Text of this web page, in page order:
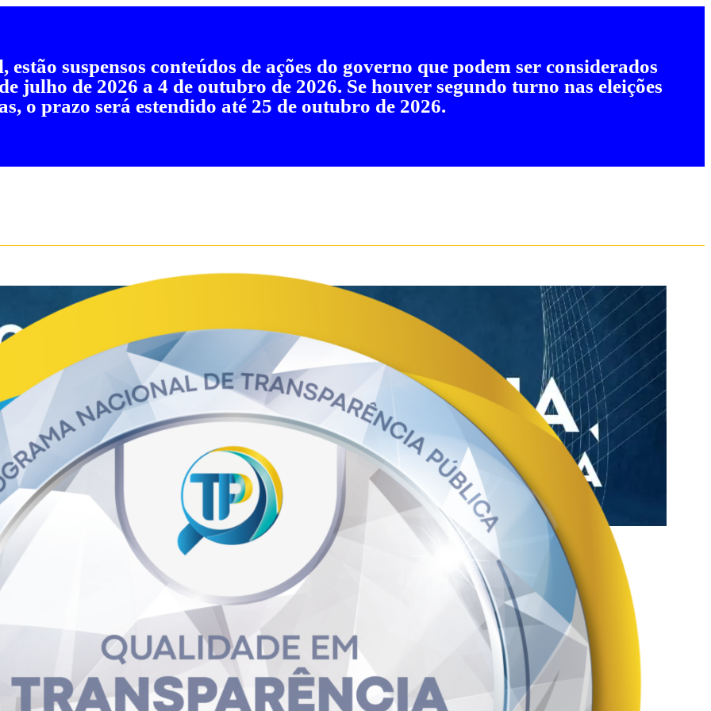
suspensos conteúdos de ações do governo que podem ser considerados
julho de 2026 a 4 de outubro de 2026. Se houver segundo turno nas eleições
o prazo será estendido até 25 de outubro de 2026.